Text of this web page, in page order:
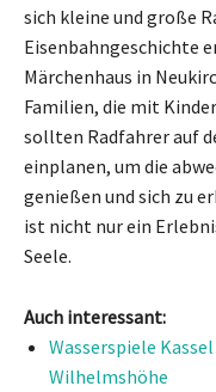
sich kleine und große
Eisenbahngeschichte
Märchenhaus in
Familien, die mit
sollten Radfahrer auf
einplanen, um die
genießen und sich zu
ist nicht nur ein
Seele.
Auch interessant:
Wasserspiele
Wilhelmshöhe